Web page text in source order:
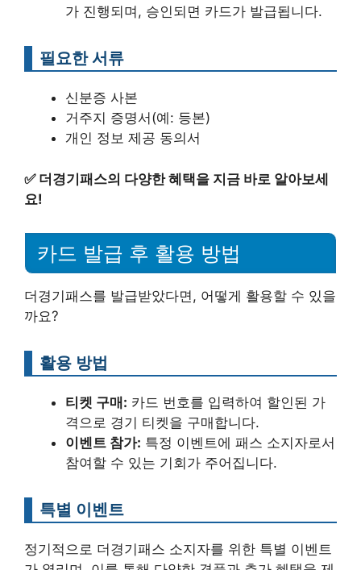
가 진행되며, 승인되면 카드가 발급됩니다.
필요한 서류
신분증 사본
거주지 증명서(예: 등본)
개인 정보 제공 동의서
✅ 더경기패스의 다양한 혜택을 지금 바로 알아보세
요!
카드 발급 후 활용 방법
더경기패스를 발급받았다면, 어떻게 활용할 수 있을
까요?
활용 방법
티켓 구매: 카드 번호를 입력하여 할인된 가
격으로 경기 티켓을 구매합니다.
이벤트 참가: 특정 이벤트에 패스 소지자로서
참여할 수 있는 기회가 주어집니다.
특별 이벤트
정기적으로 더경기패스 소지자를 위한 특별 이벤트